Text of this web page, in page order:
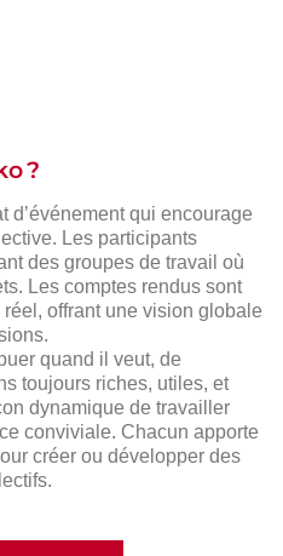
?
d’événement qui encourage
Les participants
des groupes de travail où
Les comptes rendus sont
offrant une vision globale
quand il veut, de
toujours riches, utiles, et
dynamique de travailler
conviviale. Chacun apporte
créer ou développer des